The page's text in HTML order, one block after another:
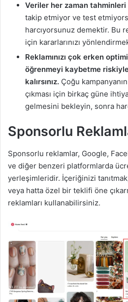
Veriler her zaman tahminleri
takip etmiyor ve test
harcıyorsunuz demektir. Bu
için kararlarınızı
Reklamınızı çok erken
öğrenmeyi kaybetme riskiyle
kalırsınız. Çoğu
çıkması için birkaç güne
gelmesini bekleyin, sonra
Sponsorlu
Sponsorlu reklamlar, Google,
ve diğer benzeri platformlarda
yerleşimleridir. İçeriğinizi
veya hatta özel bir teklifi öne
reklamları kullanabilirsiniz.